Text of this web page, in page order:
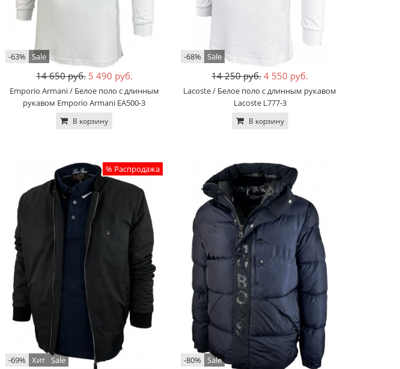
-63% Sale
14 650 руб. 5 490 руб.
Emporio Armani / Белое поло с длинным
рукавом Emporio Armani EA500-3
В корзину
-68% Sale
14 250 руб. 4 550 руб.
Lacoste / Белое поло с длинным рукавом
Lacoste L777-3
В корзину
% Распродажа
-69% Хит Sale -80% Sale